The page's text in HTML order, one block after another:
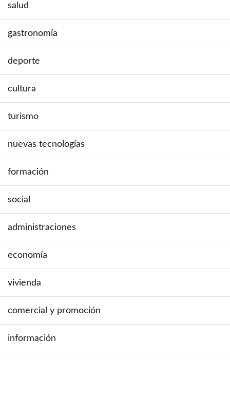
salud
gastronomía
deporte
cultura
turismo
nuevas tecnologías
formación
social
administraciones
economía
vivienda
comercial y promoción
información